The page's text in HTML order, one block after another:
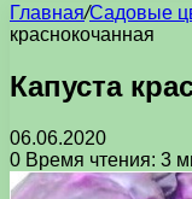
Главная/Садовые
краснокочанная
Капуста
06.06.2020
0 Время чтения: 3